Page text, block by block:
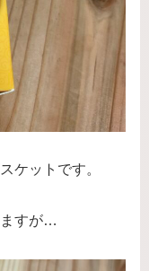
ケットです。
ますが…